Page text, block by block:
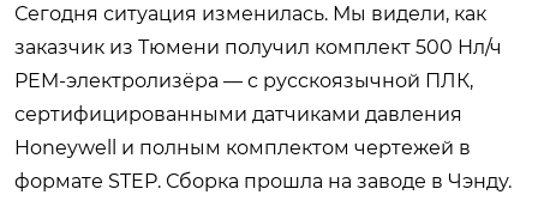
Сегодня ситуация изменилась. Мы видели, как
заказчик из Тюмени получил комплект 500 Нл/ч
PEM-электролизёра — с русскоязычной ПЛК,
сертифицированными датчиками давления
Honeywell и полным комплектом чертежей в
формате STEP. Сборка прошла на заводе в Чэнду.